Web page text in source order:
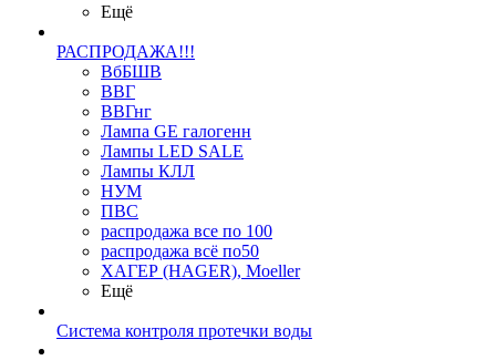
Ещё
РАСПРОДАЖА!!!
ВбБШВ
ВВГ
ВВГнг
Лампа GE галогенн
Лампы LED SALE
Лампы КЛЛ
НУМ
ПВС
распродажа все по 100
распродажа всё по50
ХАГЕР (HAGER), Moeller
Ещё
Система контроля протечки воды